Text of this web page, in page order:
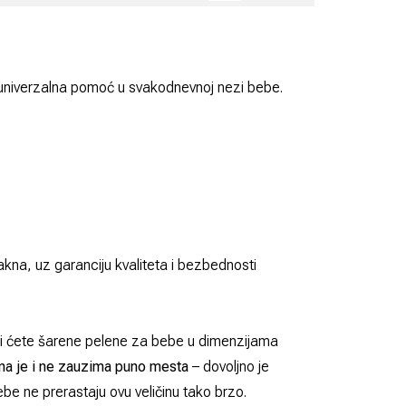
pomoć u svakodnevnoj nezi bebe.
uz garanciju kvaliteta i bezbednosti
šarene pelene za bebe u dimenzijama
je i ne zauzima puno mesta – dovoljno je
ne prerastaju ovu veličinu tako brzo.